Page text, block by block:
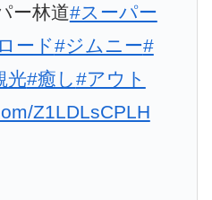
ー林道#スーパー
ード#ジムニー#
光#癒し#アウト
Z1LDLsCPLH